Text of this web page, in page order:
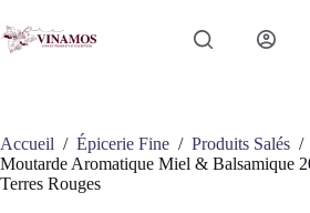
au
contenu
Accueil / Épicerie Fine / Produits Salés /
Moutarde Aromatique Miel & Balsamique
Terres Rouges